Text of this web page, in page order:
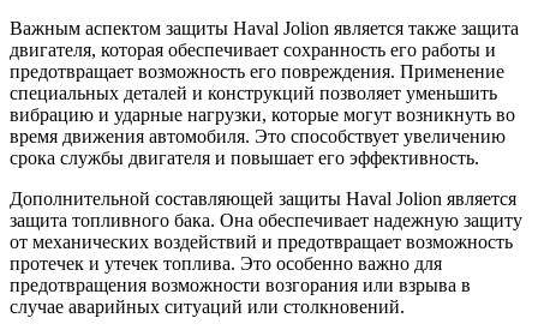
Важным аспектом защиты Haval Jolion является также защита
двигателя, которая обеспечивает сохранность его работы и
предотвращает возможность его повреждения. Применение
специальных деталей и конструкций позволяет уменьшить
вибрацию и ударные нагрузки, которые могут возникнуть во
время движения автомобиля. Это способствует увеличению
срока службы двигателя и повышает его эффективность.
Дополнительной составляющей защиты Haval Jolion является
защита топливного бака. Она обеспечивает надежную защиту
от механических воздействий и предотвращает возможность
протечек и утечек топлива. Это особенно важно для
предотвращения возможности возгорания или взрыва в
случае аварийных ситуаций или столкновений.